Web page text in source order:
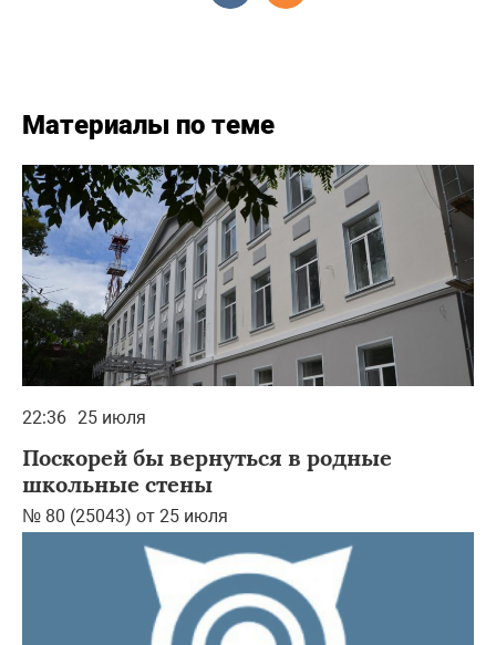
Материалы по теме
22:36 25 июля
Поскорей бы вернуться в родные
школьные стены
№ 80 (25043) от 25 июля